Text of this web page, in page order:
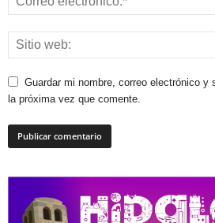
Guardar mi nombre, correo electrónico y
la próxima vez que comente.